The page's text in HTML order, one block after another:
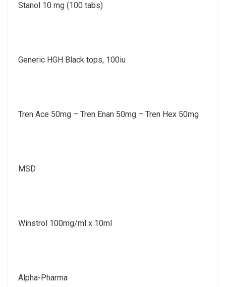
Stanol 10 mg (100 tabs)
Generic HGH Black tops, 100iu
Tren Ace 50mg – Tren Enan 50mg – Tren Hex 50mg
MSD
Winstrol 100mg/ml x 10ml
Alpha-Pharma